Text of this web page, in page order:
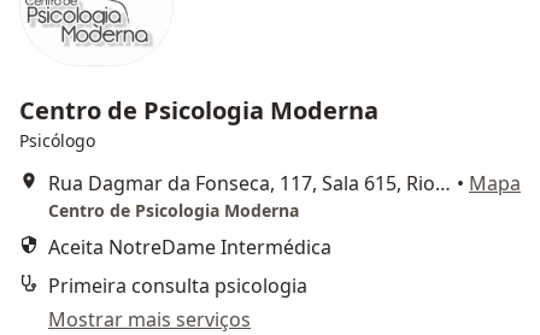
Centro de Psicologia Moderna
Psicólogo
Rua Dagmar da Fonseca, 117, Sala 615, Rio de Janeiro • Mapa
Centro de Psicologia Moderna
Aceita NotreDame Intermédica
Primeira consulta psicologia
Mostrar mais serviços